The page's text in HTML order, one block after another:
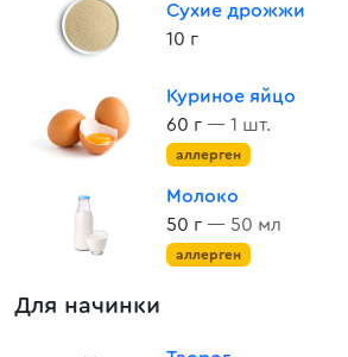
Сухие дрожжи
10 г
Куриное яйцо
60 г — 1 шт.
аллерген
Молоко
50 г — 50 мл
аллерген
Для начинки